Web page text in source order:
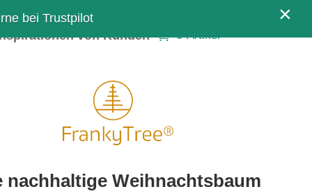
bei Trustpilot ×
von Kunden 0-Artikel
nachhaltige Weihnachtsbaum